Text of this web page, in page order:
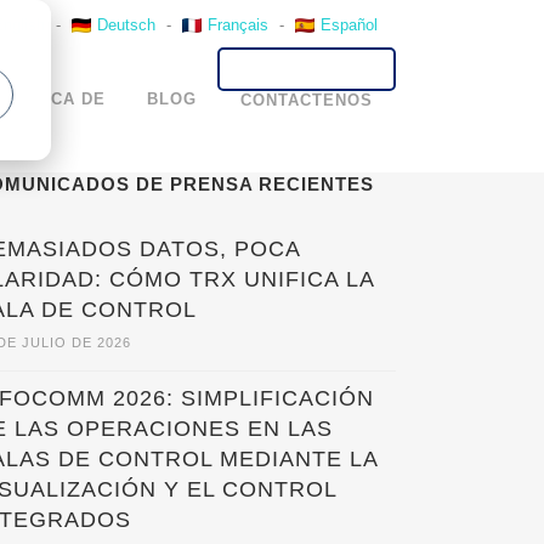
- Deutsch - Français - Español
ACERCA DE BLOG CONTACTENOS
DE PRENSA RECIENTES
DATOS, POCA
CÓMO TRX UNIFICA LA
DE CONTROL
JULIO DE 2026
2026: SIMPLIFICACIÓN
LAS OPERACIONES EN LAS
DE CONTROL MEDIANTE LA
Y EL CONTROL